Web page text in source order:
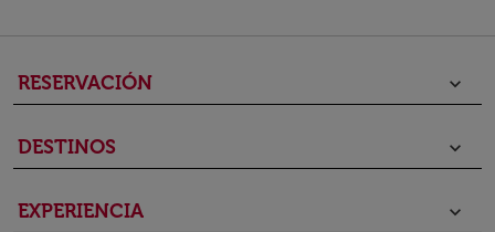
RESERVACIÓN keyboard_arrow_down
DESTINOS keyboard_arrow_down
EXPERIENCIA keyboard_arrow_down